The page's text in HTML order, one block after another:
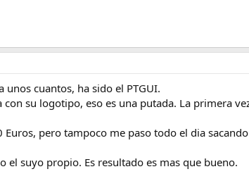
cuantos, ha sido el PTGUI.
con su logotipo, eso es una putada. La primera
pero tampoco me paso todo el dia
el suyo propio. Es resultado es mas que bueno.